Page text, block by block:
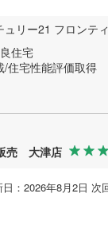
リー21 フロンテ
住宅
/住宅性能評価取得
売 大津店
：2026年8月2日 次